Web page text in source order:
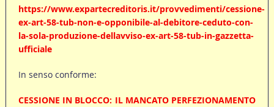
https://www.expartecreditoris.it/provvedimenti/cessione-
ex-art-58-tub-non-e-opponibile-al-debitore-ceduto-con-
la-sola-produzione-dellavviso-ex-art-58-tub-in-gazzetta-
ufficiale
In senso conforme:
CESSIONE IN BLOCCO: IL MANCATO PERFEZIONAMENTO